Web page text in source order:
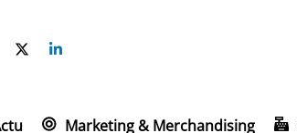
TikTokTwitter
Marketing & Merchandising